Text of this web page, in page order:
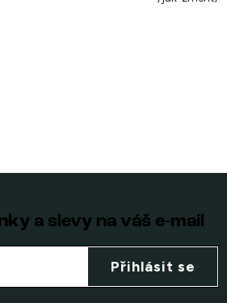
a slevy na váš e-mail
Přihlásit se